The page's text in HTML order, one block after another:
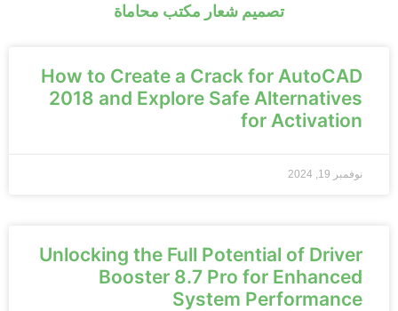
تصميم شعار مكتب محاماة
How to Create a Crack for AutoCAD
2018 and Explore Safe Alternatives
for Activation
نوفمبر 19, 2024
Unlocking the Full Potential of Driver
Booster 8.7 Pro for Enhanced
System Performance